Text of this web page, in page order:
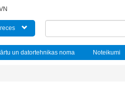
un datortehnikas noma Noteikumi